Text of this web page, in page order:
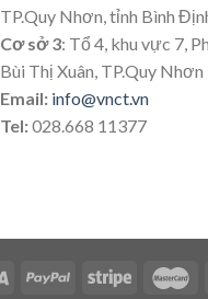
TP.Quy Nhơn, tỉnh Bình
Cơ sở 3: Tổ 4, khu vực 7,
Bùi Thị Xuân, TP.Quy Nhơn
Email: info@vnct.vn
Tel:028.668 11377